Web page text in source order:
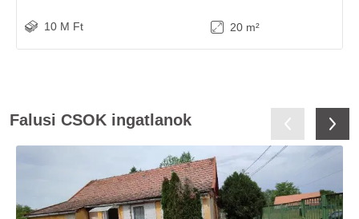
10 M Ft 20 m²
Falusi CSOK ingatlanok